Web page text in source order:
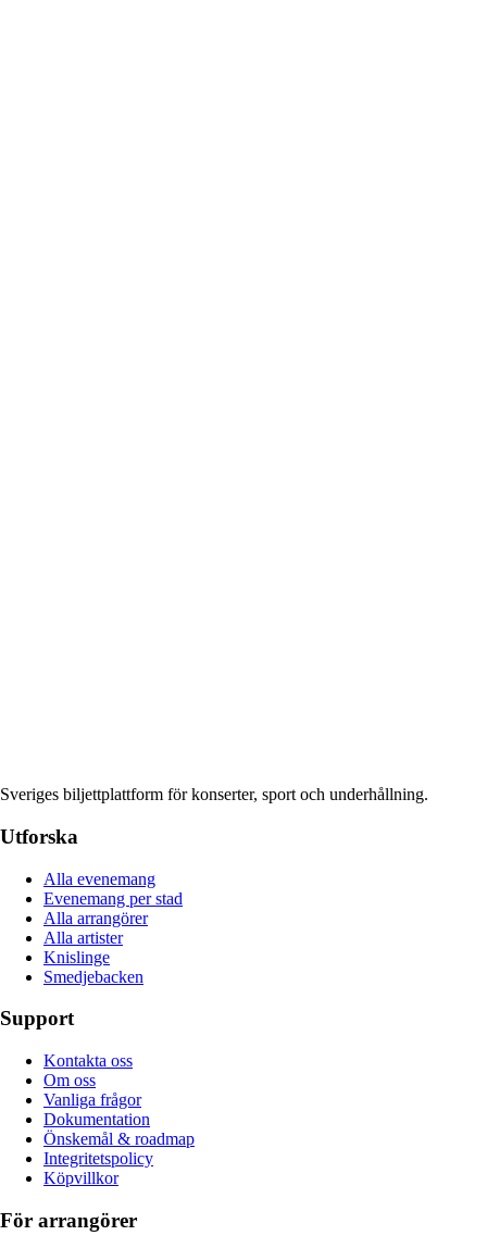
Sveriges biljettplattform för konserter, sport och underhållning.
Utforska
Alla evenemang
Evenemang per stad
Alla arrangörer
Alla artister
Knislinge
Smedjebacken
Support
Kontakta oss
Om oss
Vanliga frågor
Dokumentation
Önskemål & roadmap
Integritetspolicy
Köpvillkor
För arrangörer